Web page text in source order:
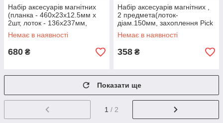
Набір аксесуарів магнітних
(планка - 460х23х12.5мм х
2шт, лоток - 136х237мм,
лоток - діам.148мм, магніт
Немає в наявності
680 ₴
Набір аксесуарів магнітних ,
2 предмета(лоток-
діам.150мм, захоплення Pick
Up L-600мм), в блістері
ROCKFORCE
Немає в наявності
358 ₴
Показати ще
1 / 2